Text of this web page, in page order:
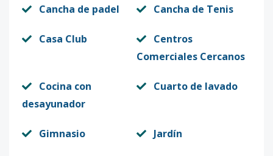
Código2726-15
B202 2 2
Cancha de padel Cancha de Tenis
Casa Club
Centros
Comerciales Cercanos
Cocina con
desayunador
Cuarto de lavado
Gimnasio Jardín